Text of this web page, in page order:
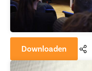
Downloaden